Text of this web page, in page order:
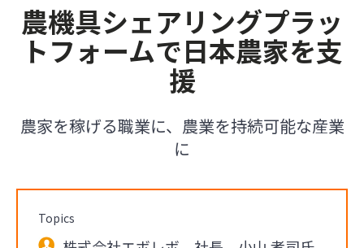
農機具シェアリングプラッ
トフォームで日本農家を支
援
農家を稼げる職業に、農業を持続可能な産業
に
Topics